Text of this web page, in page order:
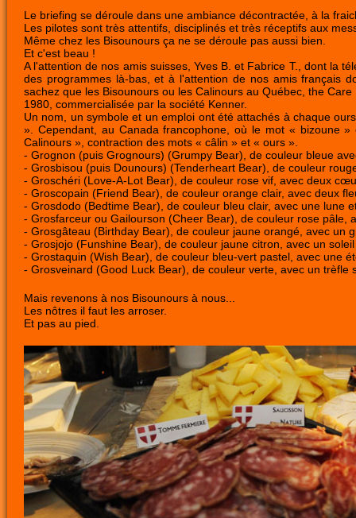
Le briefing se déroule dans une ambiance décontractée, à la
Les pilotes sont très attentifs, disciplinés et très réceptifs aux
Même chez les Bisounours ça ne se déroule pas aussi bien.
Et c'est beau !
A l'attention de nos amis suisses, Yves B. et Fabrice T., dont la
des programmes là-bas, et à l'attention de nos amis français
sachez que les Bisounours ou les Calinours au Québec, the
1980, commercialisée par la société Kenner.
Un nom, un symbole et un emploi ont été attachés à chaque
». Cependant, au Canada francophone, où le mot « bizoune
Calinours », contraction des mots « câlin » et « ours ».
- Grognon (puis Grognours) (Grumpy Bear), de couleur bleue
- Grosbisou (puis Dounours) (Tenderheart Bear), de couleur
- Groschéri (Love-A-Lot Bear), de couleur rose vif, avec deux
- Groscopain (Friend Bear), de couleur orange clair, avec deux
- Grosdodo (Bedtime Bear), de couleur bleu clair, avec une lune
- Grosfarceur ou Gailourson (Cheer Bear), de couleur rose pâle,
- Grosgâteau (Birthday Bear), de couleur jaune orangé, avec un
- Grosjojo (Funshine Bear), de couleur jaune citron, avec un
- Grostaquin (Wish Bear), de couleur bleu-vert pastel, avec une
- Grosveinard (Good Luck Bear), de couleur verte, avec un trèfle
Mais revenons à nos Bisounours à nous...
Les nôtres il faut les arroser.
Et pas au pied.